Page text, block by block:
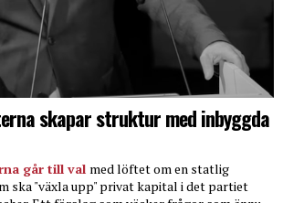
skapar struktur med inbyggda
går till val med löftet om en statlig
ska "växla upp" privat kapital i det partiet